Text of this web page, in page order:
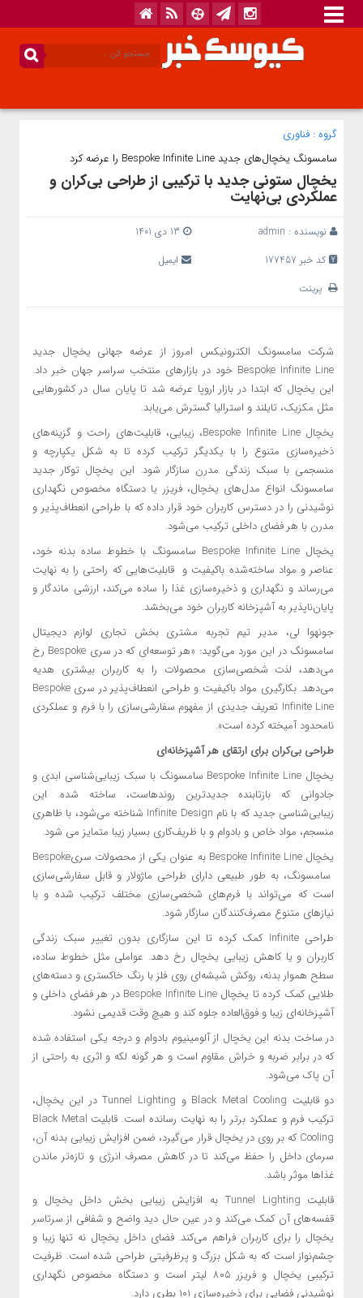
گروه : فناوری
سامسونگ یخچال‌های جدید Bespoke Infinite Line را عرضه کرد
یخچال ستونی جدید با ترکیبی از طراحی بی‌کران و
عملکردی بی‌نهایت
نویسنده : admin
کد خبر 177457
ایمیل
پرینت
شرکت سامسونگ الکترونیکس امروز از عرضه جهانی یخچال جدید
Bespoke Infinite Line خود در بازارهای منتخب سراسر جهان خبر داد.
این یخچال که ابتدا در بازار اروپا عرضه شد تا پایان سال در کشورهایی
مثل مکزیک، تایلند و استرالیا گسترش می‌یابد.
یخچال Bespoke Infinite Line، زیبایی، قابلیت‌های راحت و گزینه‌های
ذخیره‌سازی متنوع را با یکدیگر ترکیب کرده تا به شکل یکپارچه و
منسجمی با سبک زندگی مدرن سازگار شود. این یخچال توکار جدید
سامسونگ انواع مدل‌های یخچال، فریزر یا دستگاه مخصوص نگهداری
نوشیدنی را در دسترس کاربران خود قرار داده که با طراحی انعطاف‌پذیر و
مدرن با هر فضای داخلی ترکیب می‌شود.
یخچال Bespoke Infinite Line سامسونگ با خطوط ساده بدنه خود،
عناصر و مواد ساخته‌شده باکیفیت و قابلیت‌هایی که راحتی را به نهایت
می‌رساند و نگهداری و ذخیره‌سازی غذا را ساده می‌کند، ارزشی ماندگار و
پایان‌ناپذیر به آشپزخانه‌ کاربران خود می‌بخشد.
جونهوا لی، مدیر تیم تجربه مشتری بخش تجاری لوازم دیجیتال
سامسونگ در این مورد می‌گوید: «هر توسعه‌ای که در سری Bespoke رخ
می‌دهد، لذت شخصی‌سازی محصولات را به کاربران بیشتری هدیه
می‌دهد. بکارگیری مواد باکیفیت و طراحی انعطاف‌پذیر در سری Bespoke
Infinite Line تعریف جدیدی از مفهوم سفارشی‌سازی را با فرم و عملکردی
نامحدود آمیخته کرده است».
طراحی بی‌کران برای ارتقای هر آشپزخانه‌ای
یخچال Bespoke Infinite Line سامسونگ با سبک زیبایی‌شناسی ابدی و
جادوانی که بازتابنده جدیدترین روندهاست، ساخته شده. این
زیبایی‌شناسی جدید که با نام Infinite Design شناخته می‌شود، با ظاهری
منسجم، مواد خاص و بادوام و با ظریف‌کاری بسیار زیبا متمایز می شود.
یخچال Bespoke Infinite Line به عنوان یکی از محصولات سریBespoke
سامسونگ، به طور طبیعی دارای طراحی ماژولار و قابل سفارشی‌سازی
است که می‌تواند با فرم‌های شخصی‌سازی مختلف ترکیب شده و با
نیازهای متنوع مصرف‌کنندگان سازگار شود.
طراحی Infinite کمک کرده تا این سازگاری بدون تغییر سبک‌ زندگی
کاربران و یا کاهش زیبایی یخچال رخ دهد. عواملی مثل خطوط ساده،
سطح هموار بدنه، روکش شیشه‌ای روی فلز با رنگ خاکستری و دسته‌های
طلایی کمک کرده تا یخچال Bespoke Infinite Line در هر فضای داخلی و
آشپزخانه‌ای زیبا و فوق‌العاده جلوه کند و هیچ‌ وقت قدیمی نشود.
در ساخت بدنه این یخچال از آلومینیوم بادوام و درجه یکی استفاده شده
که در برابر ضربه و خراش مقاوم است و هر گونه لکه و اثری به راحتی از
آن پاک می‌شود.
دو قابلیت Black Metal Cooling و Tunnel Lighting در این یخچال،
ترکیب فرم و عملکرد برتر را به نهایت رسانده است. قابلیت Black Metal
Cooling که بر روی در یخچال قرار می‌گیرد، ضمن افزایش زیبایی بدنه آن،
سرمای داخل را حفظ می‌کند تا در کاهش مصرف انرژی و تازه‌تر ماندن
غذاها موثر باشد.
قابلیت Tunnel Lighting به افزایش زیبایی بخش داخل یخچال و
قفسه‌های آن کمک می‌کند و در عین حال دید واضح و شفافی از سرتاسر
یخچال را برای کاربران فراهم می‌کند. فضای داخل یخچال نه تنها زیبا و
چشم‌نواز است که به شکل بزرگ و پرظرفیتی طراحی شده است. ظرفیت
ترکیبی یخچال و فریزر ۸۰۵ لیتر است و دستگاه مخصوص نگهداری
نوشیدنی فضایی برای ذخیره‌سازی ۱۰۱ بطری دارد.